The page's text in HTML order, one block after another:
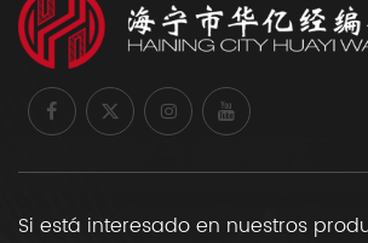
Si está interesado en nuestros